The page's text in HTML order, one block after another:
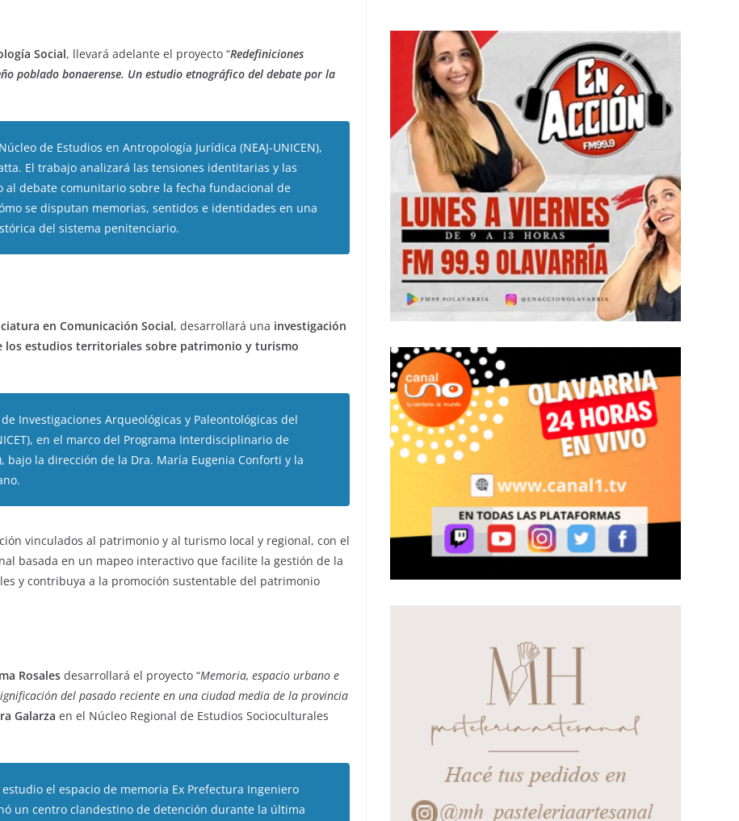
Social, llevará adelante el proyecto “Redefiniciones
poblado bonaerense. Un estudio etnográfico del debate por la
de Estudios en Antropología Jurídica (NEAJ-UNICEN),
El trabajo analizará las tensiones identitarias y las
al debate comunitario sobre la fecha fundacional de
se disputan memorias, sentidos e identidades en una
del sistema penitenciario.
en Comunicación Social, desarrollará una investigación
estudios territoriales sobre patrimonio y turismo
Investigaciones Arqueológicas y Paleontológicas del
en el marco del Programa Interdisciplinario de
bajo la dirección de la Dra. María Eugenia Conforti y la
vinculados al patrimonio y al turismo local y regional, con el
basada en un mapeo interactivo que facilite la gestión de la
y contribuya a la promoción sustentable del patrimonio
Rosales desarrollará el proyecto “Memoria, espacio urbano e
del pasado reciente en una ciudad media de la provincia
Galarza en el Núcleo Regional de Estudios Socioculturales
el espacio de memoria Ex Prefectura Ingeniero
un centro clandestino de detención durante la última